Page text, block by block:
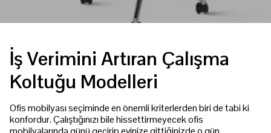
İş Verimini Artıran Çalışma
Koltuğu Modelleri
Ofis mobilyası seçiminde en önemli kriterlerden biri de tabi ki
konfordur. Çalıştığınızı bile hissettirmeyecek ofis